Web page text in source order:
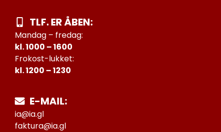
TLF. ER ÅBEN:
Mandag – fredag:
kl. 1000 – 1600
Frokost-lukket:
kl. 1200 – 1230
E-MAIL:
ia@ia.gl
faktura@ia.gl